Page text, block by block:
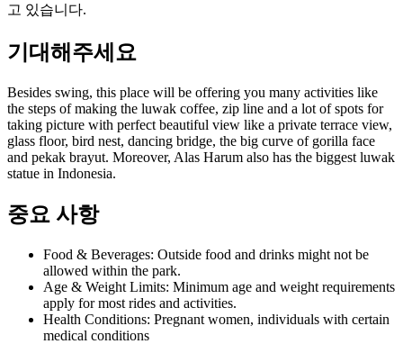
고 있습니다.
기대해주세요
Besides swing, this place will be offering you many activities like
the steps of making the luwak coffee, zip line and a lot of spots for
taking picture with perfect beautiful view like a private terrace view,
glass floor, bird nest, dancing bridge, the big curve of gorilla face
and pekak brayut. Moreover, Alas Harum also has the biggest luwak
statue in Indonesia.
중요 사항
Food & Beverages: Outside food and drinks might not be
allowed within the park.
Age & Weight Limits: Minimum age and weight requirements
apply for most rides and activities.
Health Conditions: Pregnant women, individuals with certain
medical conditions